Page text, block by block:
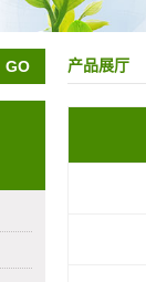
产品展厅